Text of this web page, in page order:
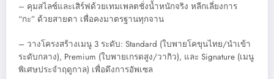
– คุมสไลซ์และเสิร์ฟด้วยเทมเพลตชั่งน้ำหนักจริง หลีกเลี่ยงการ
“กะ” ด้วยสายตา เพื่อคงมาตรฐานทุกจาน
– วางโครงสร้างเมนู 3 ระดับ: Standard (ใบพายโคขุนไทย/นำเข้า
ระดับกลาง), Premium (ใบพายเกรดสูง/วากิว), และ Signature (เมนู
พิเศษประจำฤดูกาล) เพื่อดึงการอัพเซล